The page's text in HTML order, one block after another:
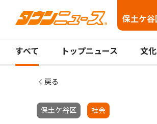
保土ケ谷
すべて トップニュース 文化
戻る
保土ケ谷区 社会